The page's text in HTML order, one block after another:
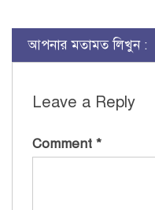
আপনার মতামত লিখুন :
Leave a Reply
Comment *